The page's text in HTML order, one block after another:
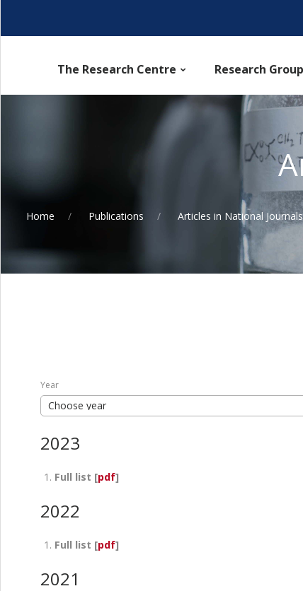
The Research Centre Research
Home Publications Articles in National Journals
Year
Choose year
2023
Full list [pdf]
2022
Full list [pdf]
2021